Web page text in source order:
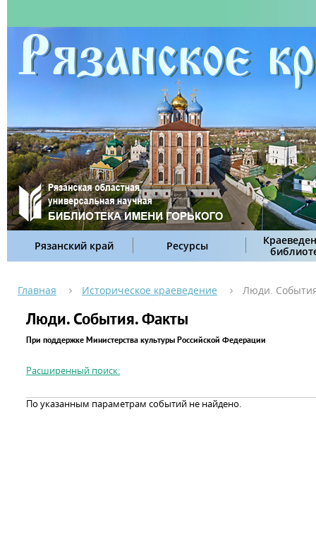
Рязанский край Ресурсы
Главная Историческое краеведение Люди.
Люди. События. Факты
При поддержке Министерства культуры Российской Федерации
Расширенный поиск:
По указанным параметрам событий не найдено.